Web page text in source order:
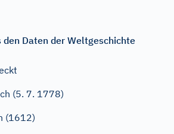
Daten der Weltgeschichte
(5. 7. 1778)
(1612)